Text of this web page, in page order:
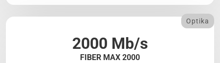
2000 Mb/s
FIBER MAX 2000
Optika